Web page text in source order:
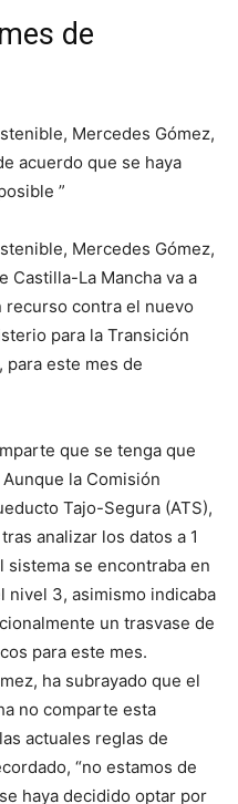
de
Mercedes Gómez,
acuerdo que se haya
”
Mercedes Gómez,
Castilla-La Mancha va a
contra el nuevo
para la Transición
para este mes de
que se tenga que
la Comisión
Tajo-Segura (ATS),
analizar los datos a 1
sistema se encontraba en
nivel 3, asimismo indicaba
un trasvase de
para este mes.
ha subrayado que el
no comparte esta
actuales reglas de
“no estamos de
haya decidido optar por